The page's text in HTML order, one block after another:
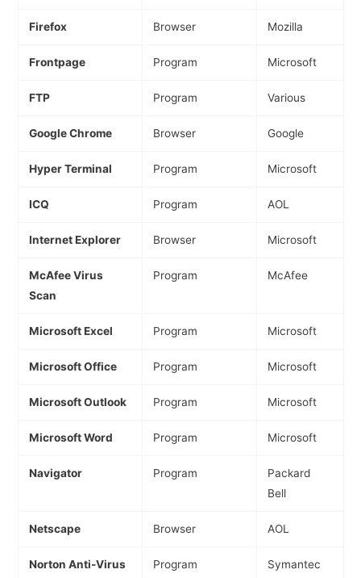
Firefox Browser Mozilla
Frontpage Program Microsoft
FTP Program Various
Google Chrome Browser Google
Hyper Terminal Program Microsoft
ICQ Program AOL
Internet Explorer Browser Microsoft
McAfee Virus
Scan
Program McAfee
Microsoft Excel Program Microsoft
Microsoft Office Program Microsoft
Microsoft Outlook Program Microsoft
Microsoft Word Program Microsoft
Navigator Program
Packard
Bell
Netscape Browser AOL
Norton Anti-Virus Program Symantec